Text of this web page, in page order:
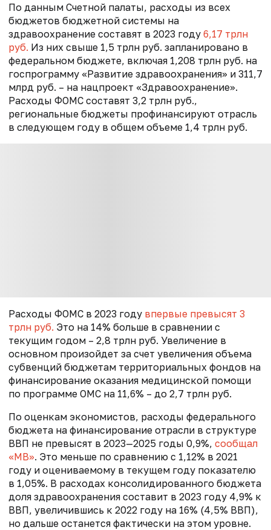
По данным Счетной палаты, расходы из всех
бюджетов бюджетной системы на
здравоохранение составят в 2023 году 6,17 трлн
руб. Из них свыше 1,5 трлн руб. запланировано в
федеральном бюджете, включая 1,208 трлн руб. на
госпрограмму «Развитие здравоохранения» и 311,7
млрд руб. – на нацпроект «Здравоохранение».
Расходы ФОМС составят 3,2 трлн руб.,
региональные бюджеты профинансируют отрасль
в следующем году в общем объеме 1,4 трлн руб.
Расходы ФОМС в 2023 году впервые превысят 3
трлн руб. Это на 14% больше в сравнении с
текущим годом – 2,8 трлн руб. Увеличение в
основном произойдет за счет увеличения объема
субвенций бюджетам территориальных фондов на
финансирование оказания медицинской помощи
по программе ОМС на 11,6% – до 2,7 трлн руб.
По оценкам экономистов, расходы федерального
бюджета на финансирование отрасли в структуре
ВВП не превысят в 2023—2025 годы 0,9%, сообщал
«МВ». Это меньше по сравнению с 1,12% в 2021
году и оцениваемому в текущем году показателю
в 1,05%. В расходах консолидированного бюджета
доля здравоохранения составит в 2023 году 4,9% к
ВВП, увеличившись к 2022 году на 16% (4,5% ВВП),
но дальше останется фактически на этом уровне.